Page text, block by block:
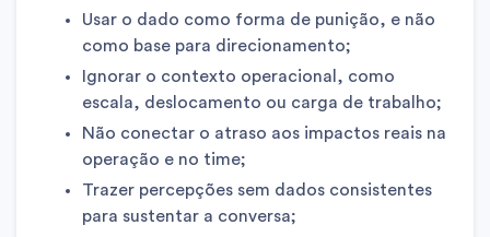
Usar o dado como forma de punição, e não
como base para direcionamento;
Ignorar o contexto operacional, como
escala, deslocamento ou carga de trabalho;
Não conectar o atraso aos impactos reais na
operação e no time;
Trazer percepções sem dados consistentes
para sustentar a conversa;